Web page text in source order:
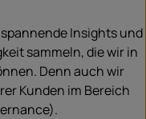
Insights und
sammeln, die wir in
Denn auch wir
Kunden im Bereich